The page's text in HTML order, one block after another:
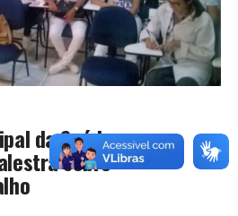
da Saúde e
sobre